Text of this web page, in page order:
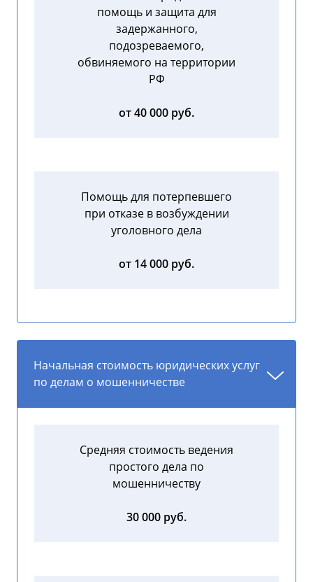
помощь и защита для
задержанного,
подозреваемого,
обвиняемого на территории
РФ
от 40 000 руб.
Помощь для потерпевшего
при отказе в возбуждении
уголовного дела
от 14 000 руб.
Начальная стоимость юридических услуг
по делам о мошенничестве
Средняя стоимость ведения
простого дела по
мошенничеству
30 000 руб.